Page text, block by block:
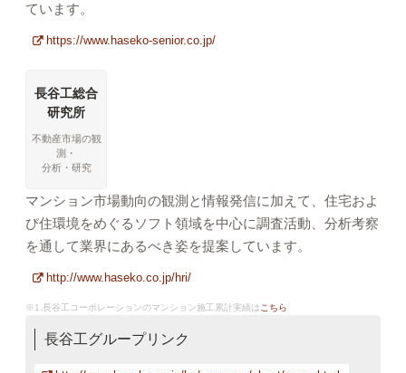
ています。
https://www.haseko-senior.co.jp/
長谷工総合
研究所
不動産市場の観
測・
分析・研究
マンション市場動向の観測と情報発信に加えて、住宅およ
び住環境をめぐるソフト領域を中心に調査活動、分析考察
を通して業界にあるべき姿を提案しています。
http://www.haseko.co.jp/hri/
1.長谷工コーポレーションのマンション施工累計実績はこちら
長谷工グループリンク